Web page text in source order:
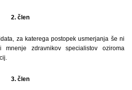
2. člen
za katerega postopek usmerjanja še ni
zdravnikov specialistov oziroma
3. člen